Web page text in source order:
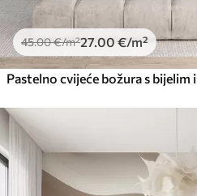
45.00€/m²27 .00 €/m²